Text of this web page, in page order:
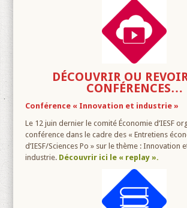
DÉCOUVRIR OU
CONFÉRENCES…
Conférence « Innovation et industrie »
Le 12 juin dernier le comité Économie d’IESF
conférence dans le cadre des « Entretiens
d’IESF/Sciences Po » sur le thème : Innovation
industrie. Découvrir ici le « replay ».